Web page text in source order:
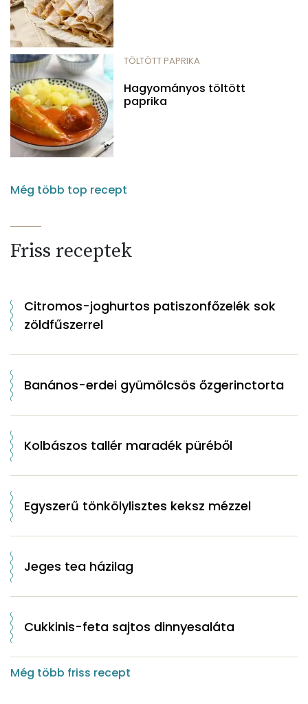
TÖLTÖTT PAPRIKA
Hagyományos töltött
paprika
Még több top recept
Friss receptek
Citromos-joghurtos patiszonfőzelék sok
zöldfűszerrel
Banános-erdei gyümölcsös őzgerinctorta
Kolbászos tallér maradék püréből
Egyszerű tönkölylisztes keksz mézzel
Jeges tea házilag
Cukkinis-feta sajtos dinnyesaláta
Még több friss recept